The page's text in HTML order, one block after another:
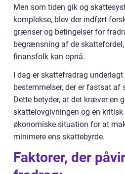
Men som tiden gik og
komplekse, blev der indført
grænser og betingelser for
begrænsning af de
finansfolk kan opnå.
I dag er skattefradrag underlagt
bestemmelser, der er fastsat af
Dette betyder, at det kræver en
skattelovgivningen og en
økonomiske situation for at
minimere ens skattebyrde.
Faktorer, der